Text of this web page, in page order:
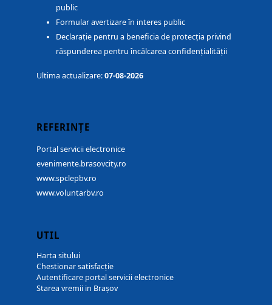
public
Formular avertizare în interes public
Declarație pentru a beneficia de protecția privind
răspunderea pentru încălcarea confidențialității
Ultima actualizare:07-08-2026
REFERINȚE
Portal servicii electronice
evenimente.brasovcity.ro
www.spclepbv.ro
www.voluntarbv.ro
UTIL
Harta sitului
Chestionar satisfacție
Autentificare portal servicii electronice
Starea vremii in Brașov